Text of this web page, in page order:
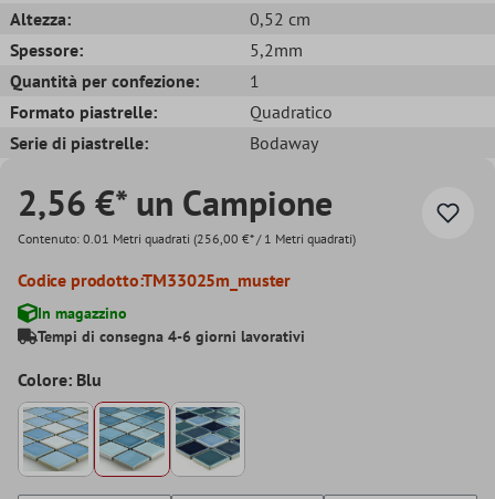
Altezza:
0,52 cm
Spessore:
5,2mm
Quantità per confezione:
1
Formato piastrelle:
Quadratico
Serie di piastrelle:
Bodaway
2,56 €* un Campione
Contenuto: 0.01 Metri quadrati (256,00 €* / 1 Metri quadrati)
Codice prodotto:TM33025m_muster
In magazzino
Tempi di consegna 4-6 giorni lavorativi
Colore: Blu